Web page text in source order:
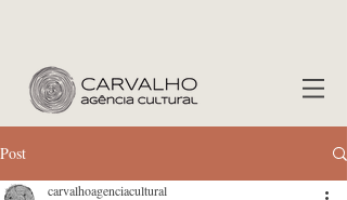
Post
carvalhoagenciacultural